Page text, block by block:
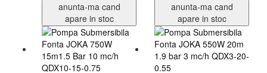
anunta-ma cand
apare in stoc
anunta-ma cand
apare in stoc